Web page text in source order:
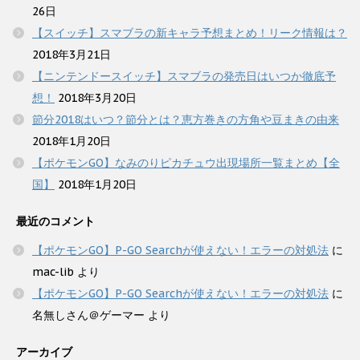
26日
【スイッチ】スマブラの新キャラ予想まとめ！リーク情報は？
2018年3月21日
【ニンテンドースイッチ】スマブラの発売日はいつか徹底予
想！
2018年3月20日
節分2018はいつ？節分とは？恵方巻きの方角や豆まきの由来
2018年1月20日
【ポケモンGO】なみのりピカチュウ出現場所一覧まとめ【全
国】
2018年1月20日
最近のコメント
【ポケモンGO】P-GO Searchが使えない！エラーの対処法 に
mac-lib より
【ポケモンGO】P-GO Searchが使えない！エラーの対処法 に
名無しさん＠ゲーマー より
アーカイブ